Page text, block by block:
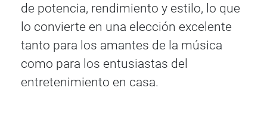
de potencia, rendimiento y estilo, lo que
lo convierte en una elección excelente
tanto para los amantes de la música
como para los entusiastas del
entretenimiento en casa.